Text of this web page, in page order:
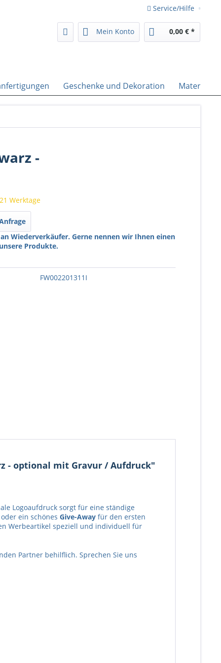
Service/Hilfe
Mein Konto 0,00 € *
Geschenke und Dekoration Material
-
Werktage
Wiederverkäufer. Gerne nennen wir Ihnen einen
Produkte.
FW002201311I
- optional mit Gravur / Aufdruck"
Logoaufdruck sorgt für eine ständige
ein schönes Give-Away für den ersten
Werbeartikel speziell und individuell für
Partner behilflich. Sprechen Sie uns